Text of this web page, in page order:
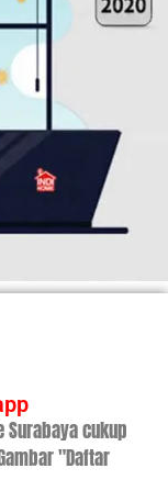
Surabaya cukup
"Daftar